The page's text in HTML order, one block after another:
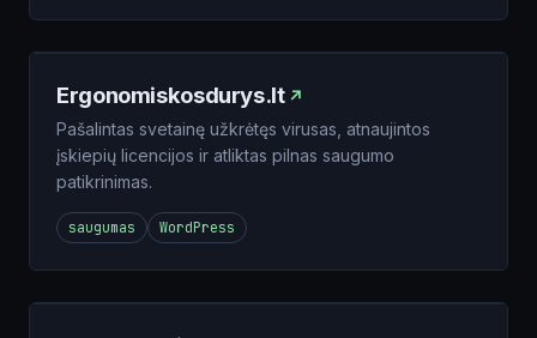
Ergonomiskosdurys.lt
Pašalintas svetainę užkrėtęs virusas, atnaujintos
įskiepių licencijos ir atliktas pilnas saugumo
patikrinimas.
saugumas WordPress